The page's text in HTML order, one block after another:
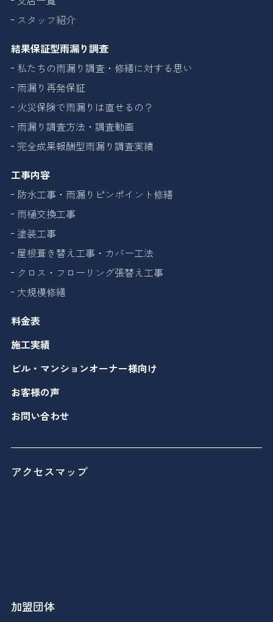
スタッフ紹介
結果保証型雨漏り調査
私たちの雨漏り調査・修繕に対する思い
雨漏り再発保証
火災保険で雨漏りは直せるの？
雨漏り調査方法・調査動画
完全成果報酬型雨漏り調査実績
工事内容
防水工事・雨漏りピンポイント修繕
雨樋交換工事
塗装工事
屋根葺き替え工事・カバー工法
クロス・フローリング張替え工事
大規模修繕
料金表
施工実績
ビル・マンションオーナー様向け
お客様の声
お問い合わせ
アクセスマップ
加盟団体